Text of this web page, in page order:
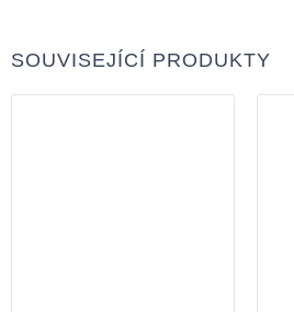
SOUVISEJÍCÍ PRODUKTY